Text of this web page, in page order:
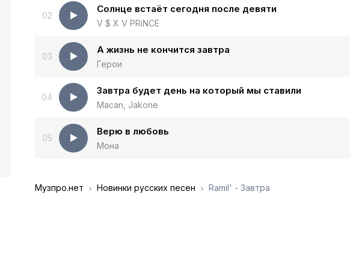
02
Солнце встаёт сегодня после девяти
V $ X V PRiNCE
03
А жизнь не кончится завтра
Герои
04
Завтра будет день на который мы ставили
Macan, Jakone
05
Верю в любовь
Мона
Музпро.нет Новинки русских песен Ramil' - Завтра